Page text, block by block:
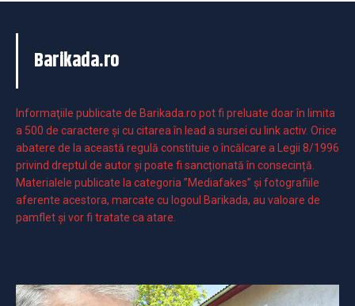
Barikada.ro
Informaţiile publicate de Barikada.ro pot fi preluate doar în limita
a 500 de caractere şi cu citarea în lead a sursei cu link activ. Orice
abatere de la această regulă constituie o încălcare a Legii 8/1996
privind dreptul de autor și poate fi sancționată în consecință.
Materialele publicate la categoria ”Mediafakes” și fotografiile
aferente acestora, marcate cu logoul Barikada, au valoare de
pamflet și vor fi tratate ca atare.